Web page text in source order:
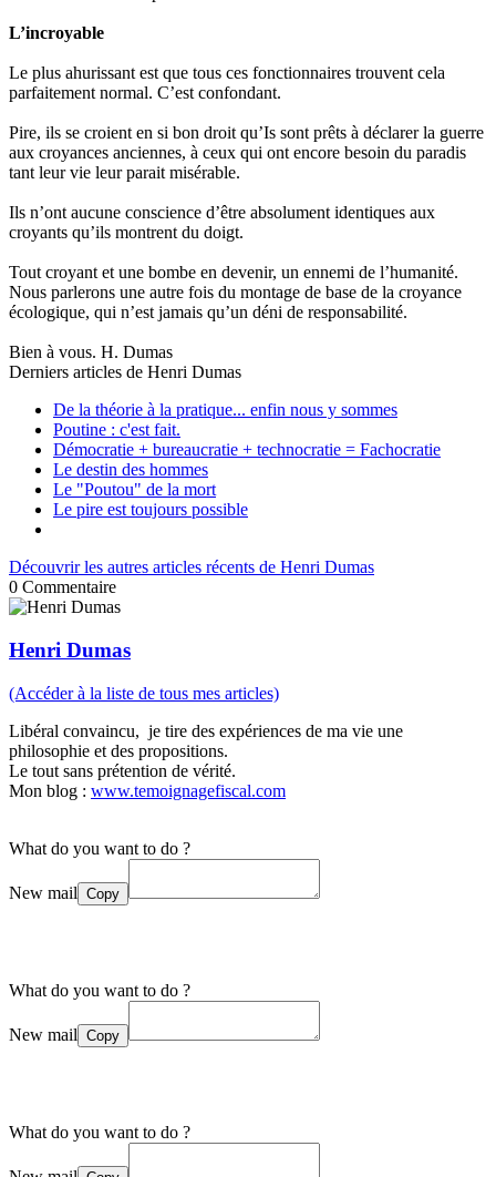
L’incroyable
Le plus ahurissant est que tous ces fonctionnaires trouvent cela
parfaitement normal. C’est confondant.
Pire, ils se croient en si bon droit qu’Is sont prêts à déclarer la guerre
aux croyances anciennes, à ceux qui ont encore besoin du paradis
tant leur vie leur parait misérable.
Ils n’ont aucune conscience d’être absolument identiques aux
croyants qu’ils montrent du doigt.
Tout croyant et une bombe en devenir, un ennemi de l’humanité.
Nous parlerons une autre fois du montage de base de la croyance
écologique, qui n’est jamais qu’un déni de responsabilité.
Bien à vous. H. Dumas
Derniers articles de Henri Dumas
De la théorie à la pratique... enfin nous y sommes
Poutine : c'est fait.
Démocratie + bureaucratie + technocratie = Fachocratie
Le destin des hommes
Le "Poutou" de la mort
Le pire est toujours possible
Découvrir les autres articles récents de Henri Dumas
0 Commentaire
Henri Dumas
(Accéder à la liste de tous mes articles)
Libéral convaincu, je tire des expériences de ma vie une
philosophie et des propositions.
Le tout sans prétention de vérité.
Mon blog : www.temoignagefiscal.com
What do you want to do ?
New mail Copy
What do you want to do ?
New mail Copy
What do you want to do ?